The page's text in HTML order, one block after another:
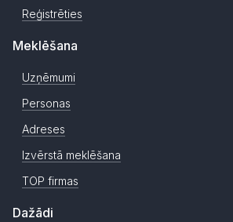
Reģistrēties
Meklēšana
Uzņēmumi
Personas
Adreses
Izvērstā meklēšana
TOP firmas
Dažādi